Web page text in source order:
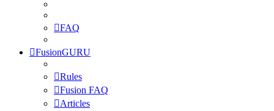
FAQ
FusionGURU
Rules
Fusion FAQ
Articles